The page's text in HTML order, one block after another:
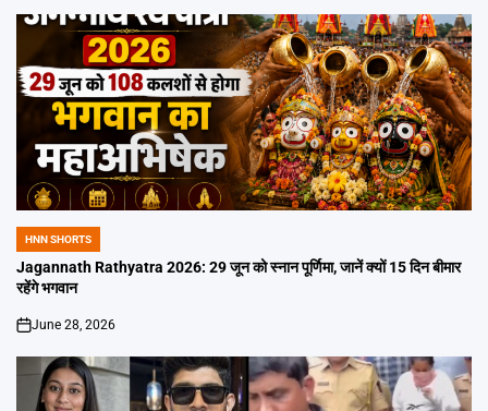
POSTED
IN
HNN SHORTS
Jagannath Rathyatra 2026: 29 जून को स्नान पूर्णिमा, जानें क्यों 15 दिन बीमार
रहेंगे भगवान
on
June 28, 2026